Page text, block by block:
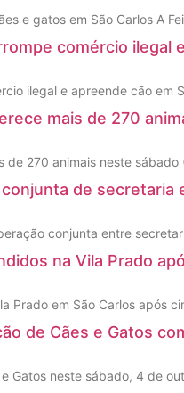
e gatos em São Carlos A
comércio ilegal
ilegal e apreende cão
mais de 270
de 270 animais neste
de secretaria
conjunta entre
na Vila Prado
Prado em São Carlos após
de Cães e Gatos
Gatos neste sábado, 4 de